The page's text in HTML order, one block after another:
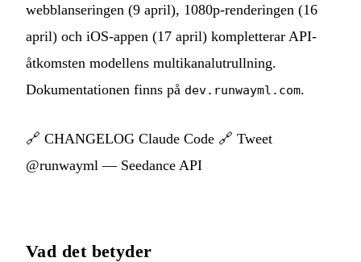
webblanseringen (9 april), 1080p-renderingen (16
april) och iOS-appen (17 april) kompletterar API-
åtkomsten modellens multikanalutrullning.
Dokumentationen finns på dev.runwayml.com.
🔗 CHANGELOG Claude Code 🔗 Tweet
@runwayml — Seedance API
Vad det betyder